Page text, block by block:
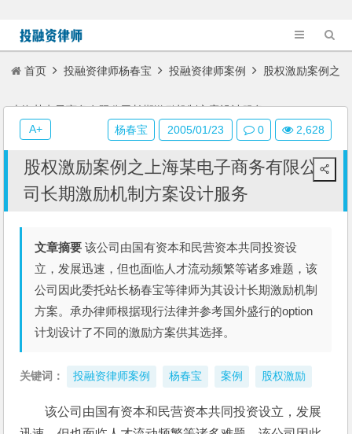
首页 投融资律师杨春宝 投融资律师案例 股权激励案例之
上海某电子商务有限公司长期激励机制方案设计服务
股权激励案例之上海某电子商务有限公
司长期激励机制方案设计服务
文章摘要 该公司由国有资本和民营资本共同投资设
立，发展迅速，但也面临人才流动频繁等诸多难题，该
公司因此委托站长杨春宝等律师为其设计长期激励机制
方案。承办律师根据现行法律并参考国外盛行的option
计划设计了不同的激励方案供其选择。
关键词： 投融资律师案例 杨春宝 案例 股权激励
该公司由国有资本和民营资本共同投资设立，发展
杨春宝 2005/01/23 0 2,628
A+